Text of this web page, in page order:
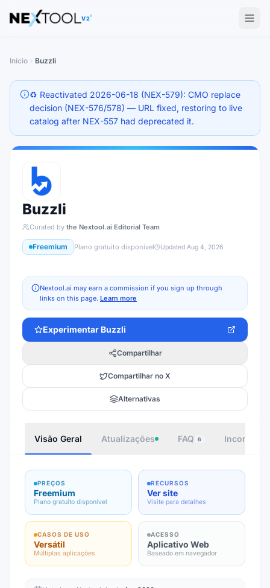
The AI tools directory — Find the Best AI Tools
V2
Início Buzzli
♻️ Reactivated 2026-06-18 (NEX-579): CMO replace
decision (NEX-576/578) — URL fixed, restoring to live
catalog after NEX-557 had deprecated it.
Buzzli
Curated by the Nextool.ai Editorial Team
Freemium Plano gratuito disponível Updated Aug 4, 2026
Nextool.ai may earn a commission if you sign up through
links on this page. Learn more
Experimentar Buzzli
Compartilhar
Compartilhar no X
Alternativas
Visão Geral Atualizações FAQ 6 Incorporar
PREÇOS
Freemium
Plano gratuito disponível
RECURSOS
Ver site
Visite para detalhes
CASOS DE USO
Versátil
Múltiplas aplicações
ACESSO
Aplicativo Web
Baseado em navegador